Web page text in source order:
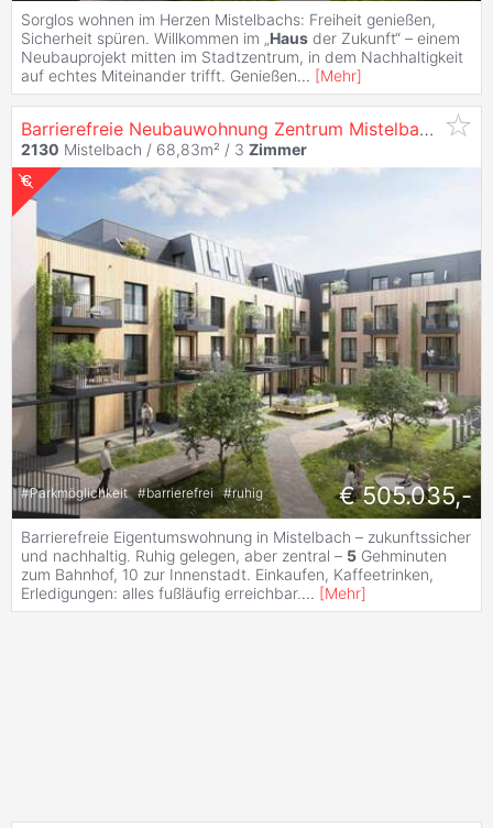
Sorglos wohnen im Herzen Mistelbachs: Freiheit genießen,
Sicherheit spüren. Willkommen im „Haus der Zukunft“ – einem
Neubauprojekt mitten im Stadtzentrum, in dem Nachhaltigkeit
auf echtes Miteinander trifft. Genießen... [Mehr]
Barrierefreie Neubauwohnung Zentrum Mistelbach | PV-Anlage + niedrige Betriebskosten
2130 Mistelbach / 68,83m² / 3 Zimmer
#Parkmöglichkeit #barrierefrei #ruhig € 505.035,-
Barrierefreie Eigentumswohnung in Mistelbach – zukunftssicher
und nachhaltig. Ruhig gelegen, aber zentral – 5 Gehminuten
zum Bahnhof, 10 zur Innenstadt. Einkaufen, Kaffeetrinken,
Erledigungen: alles fußläufig erreichbar.... [Mehr]